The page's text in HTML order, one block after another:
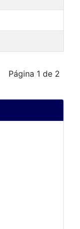
Página 1 de 2